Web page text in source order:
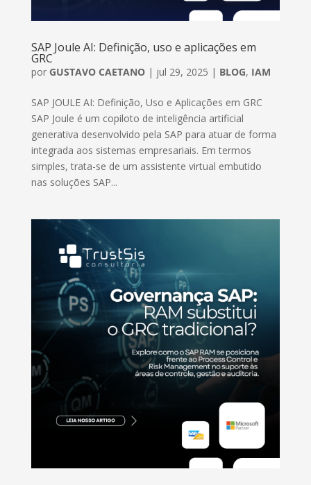
SAP Joule AI: Definição, uso e aplicações em
GRC
por GUSTAVO CAETANO| jul 29, 2025 | BLOG, IAM
SAP JOULE AI: Definição, Uso e Aplicações em GRC
SAP Joule é um copiloto de inteligência artificial
generativa desenvolvido pela SAP para atuar de forma
integrada aos sistemas empresariais. Em termos
simples, trata-se de um assistente virtual embutido
nas soluções SAP...